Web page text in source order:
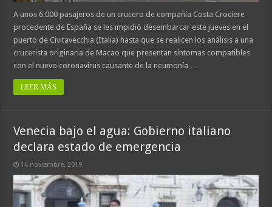
A unos 6.000 pasajeros de un crucero de compañía Costa Crociere
procedente de España se les impidió desembarcar este jueves en el
puerto de Civitavecchia (Italia) hasta que se realicen los análisis a una
crucerista originaria de Macao que presentan síntomas compatibles
con el nuevo coronavirus causante de la neumonía …
LEER MÁS
Venecia bajo el agua: Gobierno italiano
declara estado de emergencia
14 noviembre, 2019